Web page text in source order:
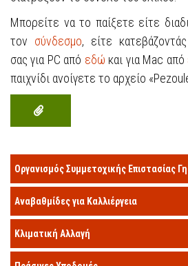
Μπορείτε να το παίξετε είτε
τον σύνδεσμο, είτε
σαςγια PC από εδώ και για Mac από
παιχνίδι ανοίγετε το αρχείο
Οργανισμός Συμμετοχικής Επιστασίας
Αναβαθμίδες για Καλλιέργεια
Κλιματική Αλλαγή